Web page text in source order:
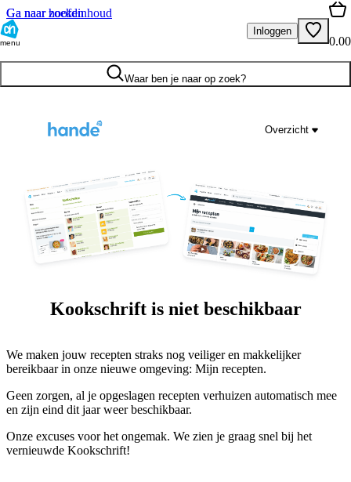
Ga naar hoofdinhoud
Ga naar zoeken
menu
Inloggen
0.00
Waar ben je naar op zoek?
Overzicht
Kookschrift is niet beschikbaar
We maken jouw recepten straks nog veiliger en makkelijker
bereikbaar in onze nieuwe omgeving: Mijn recepten.
Geen zorgen, al je opgeslagen recepten verhuizen automatisch mee
en zijn eind dit jaar weer beschikbaar.
Onze excuses voor het ongemak. We zien je graag snel bij het
vernieuwde Kookschrift!